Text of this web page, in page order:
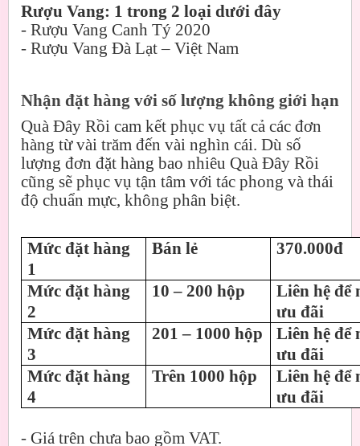
Rượu Vang: 1 trong 2 loại dưới đây
- Rượu Vang Canh Tý 2020
- Rượu Vang Đà Lạt – Việt Nam
Nhận đặt hàng với số lượng không giới hạn
Quà Đây Rồi cam kết phục vụ tất cả các đơn
hàng từ vài trăm đến vài nghìn cái. Dù số
lượng đơn đặt hàng bao nhiêu Quà Đây Rồi
cũng sẽ phục vụ tận tâm với tác phong và thái
độ chuẩn mực, không phân biệt.
Mức đặt hàng
1
Bán lẻ 370.000đ
Mức đặt hàng
2
10 – 200 hộp
Liên hệ để
ưu đãi
Mức đặt hàng
3
201 – 1000 hộp
Liên hệ để
ưu đãi
Mức đặt hàng
4
Trên 1000 hộp
Liên hệ để
ưu đãi
- Giá trên chưa bao gồm VAT.